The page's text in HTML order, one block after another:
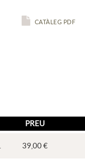
CATÀLEG PDF
PREU
39,00 €